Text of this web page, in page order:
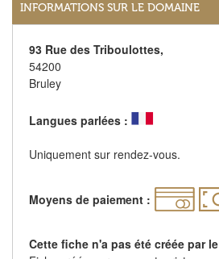
INFORMATIONS SUR LE DOMAINE
93 Rue des Triboulottes,
54200
Bruley
Langues parlées :
Uniquement sur rendez-vous.
Moyens de paiement :
Cette fiche n'a pas été créée par